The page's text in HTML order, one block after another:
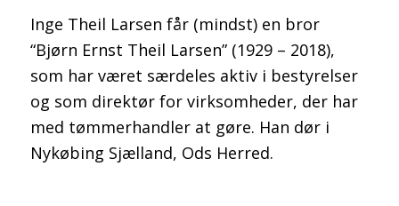
Inge Theil Larsen får (mindst) en bror
“Bjørn Ernst Theil Larsen” (1929 – 2018),
som har været særdeles aktiv i bestyrelser
og som direktør for virksomheder, der har
med tømmerhandler at gøre. Han dør i
Nykøbing Sjælland, Ods Herred.